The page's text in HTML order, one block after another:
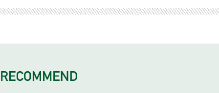
序章「スマホがなくなる日」を振り返ろう
1 大企業しか関われなかったコンピュータ黎明期
3 下がっていく参入障壁
5 スマホで新しくなった世界
4 現場や消費者から学べ
5 ＩｏＴを考えるうえで注目すべきは、まずデジタライゼーシ
6 顧客データの管理、ちゃんとしていますか？
えてみるアプローチ
条件2 補足 「すぐに使える」を創り出すには
条件3 ＩＴを意識させないこと
条件4 便利になること
条件5 補足 どうやって儲けられるかを知るのか
3 普通の企業だけではできないのがＩｏＴ
4 なにから始めていいかわからないときに
6 ＩｏＴプロジェクトの大きな流れ
9 ＩｏＴプロフェッショナルのプロジェクトフロー
2 雑談から始まった“スマートピックアップ”
3 “ネコ型ロボットに泣きつく”ステップが大事
5 最適な役割分担をすることの意味
8 消費者の“Usable”を考えることが利益を創出する
おわりに 時代はUsableを求めている
1 漫画「宇宙兄弟」とコラボするまで
2 ＵＦＯを作るべく、しっかりヒアリングと要件検討
～